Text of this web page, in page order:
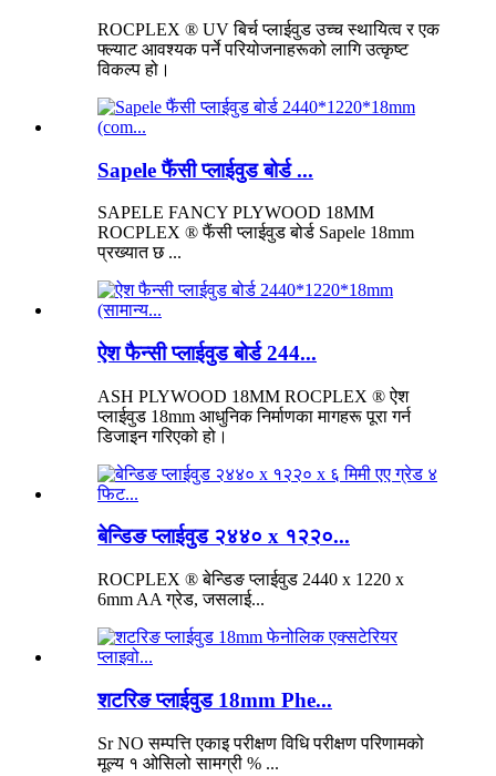
ROCPLEX ® UV बिर्च प्लाईवुड उच्च स्थायित्व र एक
फ्ल्याट आवश्यक पर्ने परियोजनाहरूको लागि उत्कृष्ट
विकल्प हो।
Sapele फैंसी प्लाईवुड बोर्ड ...
SAPELE FANCY PLYWOOD 18MM
ROCPLEX ® फैंसी प्लाईवुड बोर्ड Sapele 18mm
प्रख्यात छ ...
ऐश फैन्सी प्लाईवुड बोर्ड 244...
ASH PLYWOOD 18MM ROCPLEX ® ऐश
प्लाईवुड 18mm आधुनिक निर्माणका मागहरू पूरा गर्न
डिजाइन गरिएको हो।
बेन्डिङ प्लाईवुड २४४० x १२२०...
ROCPLEX ® बेन्डिङ प्लाईवुड 2440 x 1220 x
6mm AA ग्रेड, जसलाई...
शटरिङ प्लाईवुड 18mm Phe...
Sr NO सम्पत्ति एकाइ परीक्षण विधि परीक्षण परिणामको
मूल्य १ ओसिलो सामग्री % ...